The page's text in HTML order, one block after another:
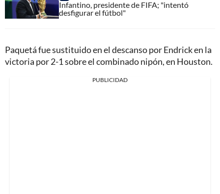
Infantino, presidente de FIFA; "intentó
desfigurar el fútbol"
Paquetá fue sustituido en el descanso por Endrick en la
victoria por 2-1 sobre el combinado nipón, en Houston.
PUBLICIDAD